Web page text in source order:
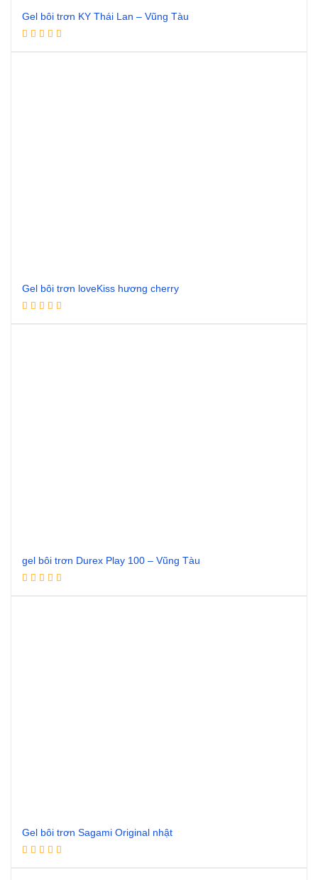
Gel bôi trơn KY Thái Lan – Vũng Tàu
Gel bôi trơn loveKiss hương cherry
gel bôi trơn Durex Play 100 – Vũng Tàu
Gel bôi trơn Sagami Original nhật